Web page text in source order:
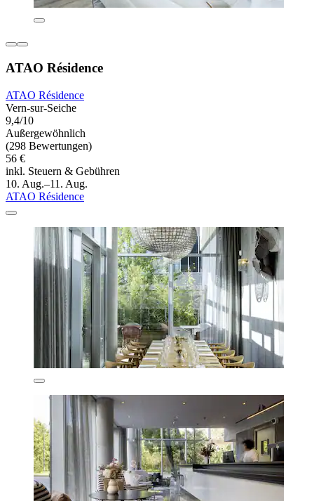
ATAO Résidence
ATAO Résidence
Vern-sur-Seiche
9,4/10
Außergewöhnlich
(298 Bewertungen)
56 €
inkl. Steuern & Gebühren
10. Aug.–11. Aug.
ATAO Résidence